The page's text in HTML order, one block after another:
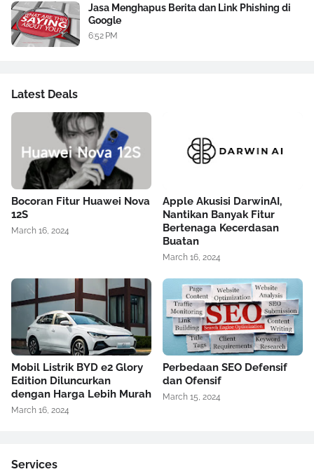
Jasa Menghapus Berita dan Link Phishing di
Google
6:52 PM
Latest Deals
Bocoran Fitur Huawei Nova
12S
March 16, 2024
Apple Akusisi DarwinAI,
Nantikan Banyak Fitur
Bertenaga Kecerdasan
Buatan
March 16, 2024
Mobil Listrik BYD e2 Glory
Edition Diluncurkan
dengan Harga Lebih Murah
March 16, 2024
Perbedaan SEO Defensif
dan Ofensif
March 15, 2024
Services